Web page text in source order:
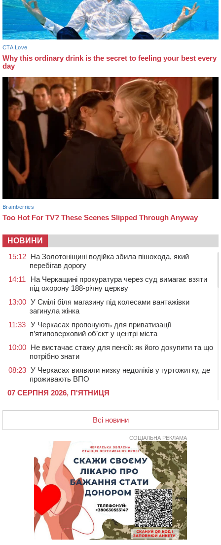
НОВИНИ
15:12 На Золотоніщині водійка збила пішохода, який
перебігав дорогу
14:11
На Черкащині прокуратура через суд вимагає взяти
під охорону 188-річну церкву
13:00 У Смілі біля магазину під колесами вантажівки
загинула жінка
11:33 У Черкасах пропонують для приватизації
п’ятиповерховий об’єкт у центрі міста
10:00 Не вистачає стажу для пенсії: як його докупити та що
потрібно знати
08:23 У Черкасах виявили низку недоліків у гуртожитку, де
проживають ВПО
07 СЕРПНЯ 2026, П'ЯТНИЦЯ
20:13 Черкаси виділять близько 20 млн грн на роботу
ліцею “Перспектива” до кінця року
На Уманщині суд припинив право оренди земельних
ділянок, незаконно переданих іноземцем
Вихователька з Черкас і дві педагогині з області
стали фіналістками Global Teacher Prize Ukraine 2026
Зарядка, йога, сапи та нові знайомства: у Черкасах
закрили сезон літнього табору для людей поважного
віку
“Це страшна несправедливість”: мати хворого на
СМА 13-річного хлопця із Драбівщини просить
Всі новини
СОЦІАЛЬНА РЕКЛАМА